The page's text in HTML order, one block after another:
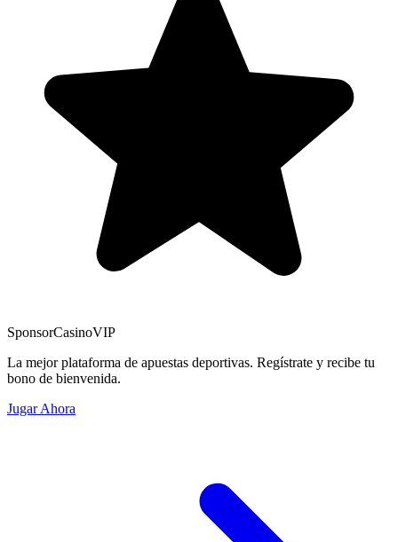
SponsorCasinoVIP
La mejor plataforma de apuestas deportivas. Regístrate y recibe tu
bono de bienvenida.
Jugar Ahora